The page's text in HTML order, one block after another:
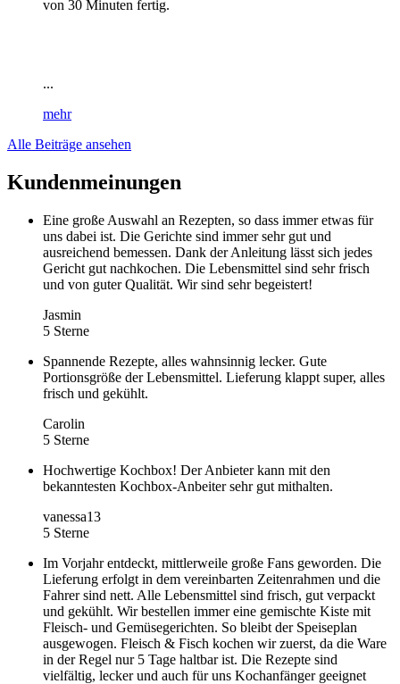
von 30 Minuten fertig.
...
mehr
Alle Beiträge ansehen
Kundenmeinungen
Eine große Auswahl an Rezepten, so dass immer etwas für
uns dabei ist. Die Gerichte sind immer sehr gut und
ausreichend bemessen. Dank der Anleitung lässt sich jedes
Gericht gut nachkochen. Die Lebensmittel sind sehr frisch
und von guter Qualität. Wir sind sehr begeistert!
Jasmin
5 Sterne
Spannende Rezepte, alles wahnsinnig lecker. Gute
Portionsgröße der Lebensmittel. Lieferung klappt super, alles
frisch und gekühlt.
Carolin
5 Sterne
Hochwertige Kochbox! Der Anbieter kann mit den
bekanntesten Kochbox-Anbeiter sehr gut mithalten.
vanessa13
5 Sterne
Im Vorjahr entdeckt, mittlerweile große Fans geworden. Die
Lieferung erfolgt in dem vereinbarten Zeitenrahmen und die
Fahrer sind nett. Alle Lebensmittel sind frisch, gut verpackt
und gekühlt. Wir bestellen immer eine gemischte Kiste mit
Fleisch- und Gemüsegerichten. So bleibt der Speiseplan
ausgewogen. Fleisch & Fisch kochen wir zuerst, da die Ware
in der Regel nur 5 Tage haltbar ist. Die Rezepte sind
vielfältig, lecker und auch für uns Kochanfänger geeignet